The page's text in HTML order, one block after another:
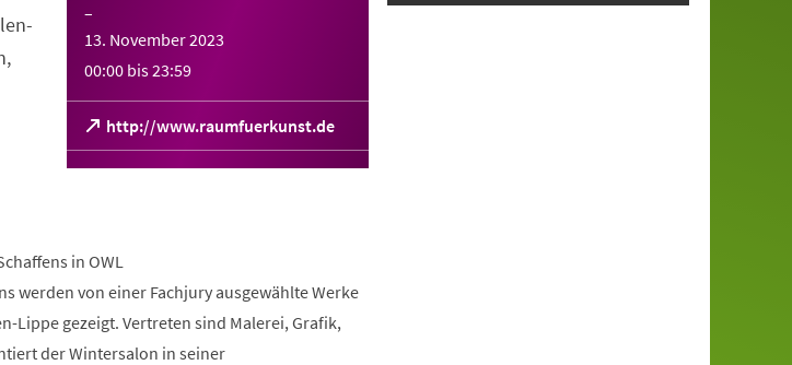
–
13. November 2023
00:00 bis23:59
http://www.raumfuerkunst.de
(Öffnet
in
einem
in OWL
werden von einer Fachjury ausgewählte Werke
Lippe gezeigt. Vertreten sind Malerei, Grafik,
der Wintersalon in seiner